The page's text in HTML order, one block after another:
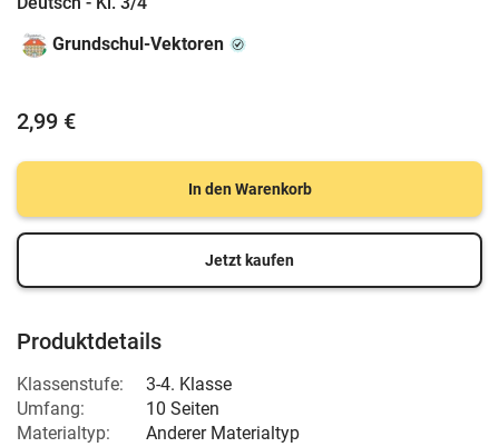
Grundschul-Vektoren
2,99 €
In den Warenkorb
Jetzt kaufen
Produktdetails
Klassenstufe:
3-4. Klasse
Umfang:
10 Seiten
Materialtyp:
Anderer Materialtyp